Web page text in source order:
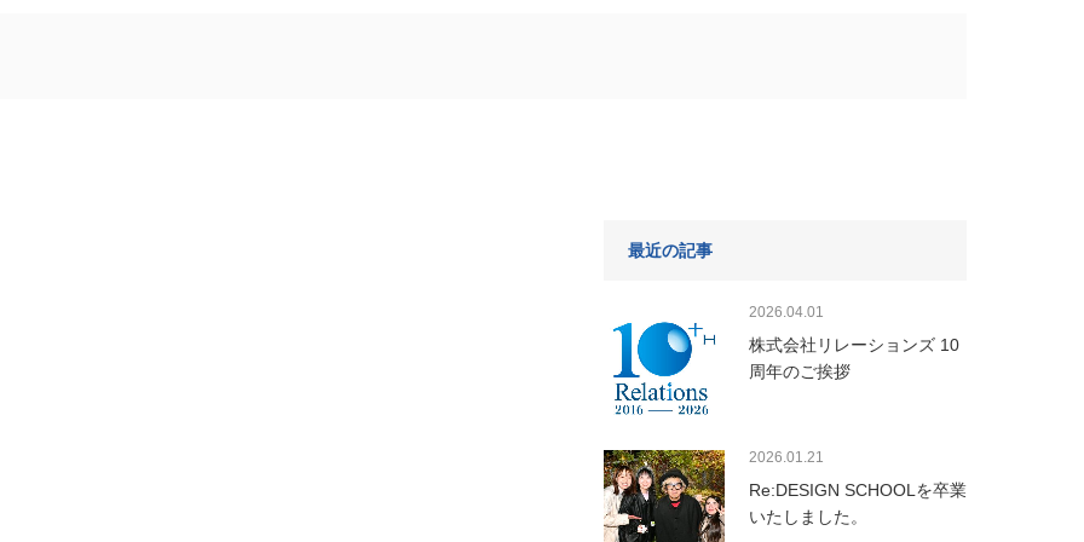
最近の記事
2026.04.01
株式会社リレーションズ 10
周年のご挨拶
2026.01.21
Re:DESIGN SCHOOLを卒業
いたしました。